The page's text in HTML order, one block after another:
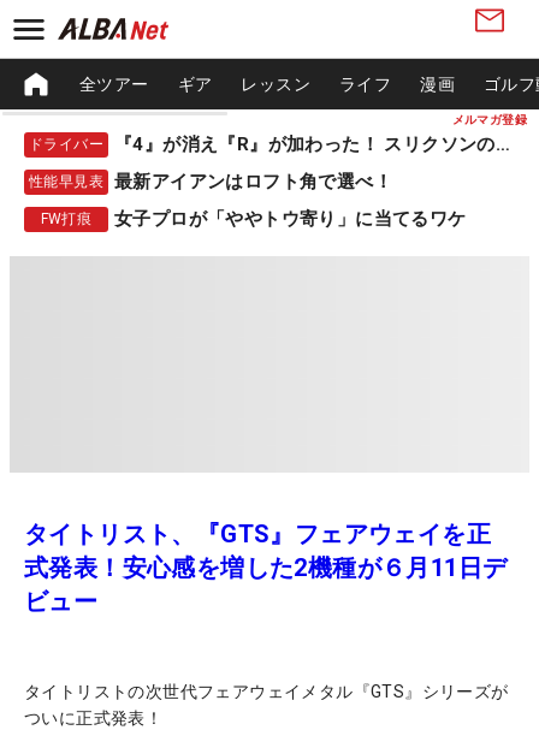
メルマガ登録
全ツアー ギア レッスン ライフ 漫画 ゴル
ドライバー 『4』が消え『R』が加わった！ スリクソンの新作
性能早見表 最新アイアンはロフト角で選べ！
FW打痕 女子プロが「ややトウ寄り」に当てるワケ
タイトリスト、『GTS』フェアウェイを正
式発表！安心感を増した2機種が６月11日デ
ビュー
タイトリストの次世代フェアウェイメタル『GTS』シリーズが
ついに正式発表！